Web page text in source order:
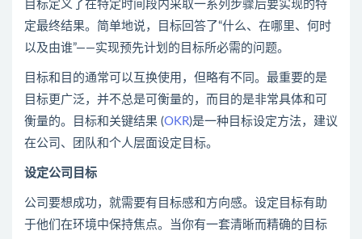
目标定义了在特定时间段内采取一系列步骤后要实现的特
定最终结果。简单地说，目标回答了“什么、在哪里、何时
以及由谁”——实现预先计划的目标所必需的问题。
目标和目的通常可以互换使用，但略有不同。最重要的是
目标更广泛，并不总是可衡量的，而目的是非常具体和可
衡量的。目标和关键结果 (OKR)是一种目标设定方法，建议
在公司、团队和个人层面设定目标。
设定公司目标
公司要想成功，就需要有目标感和方向感。设定目标有助
于他们在环境中保持焦点。当你有一套清晰而精确的目标